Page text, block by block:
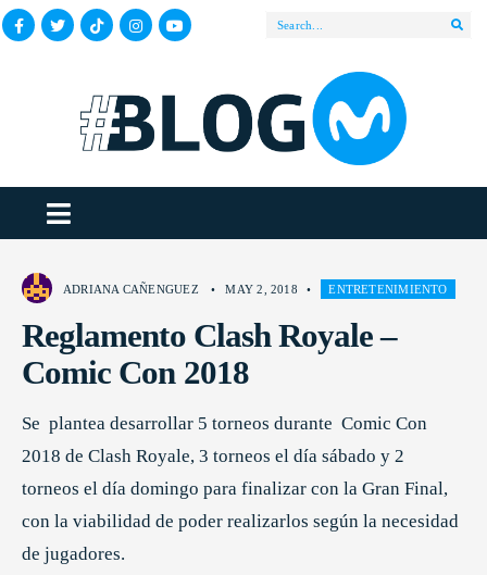
ADRIANA CAÑENGUEZ • MAY 2, 2018 • ENTRETENIMIENTO
Reglamento Clash Royale –
Comic Con 2018
Se plantea desarrollar 5 torneos durante Comic Con
2018 de Clash Royale, 3 torneos el día sábado y 2
torneos el día domingo para finalizar con la Gran Final,
con la viabilidad de poder realizarlos según la necesidad
de jugadores.